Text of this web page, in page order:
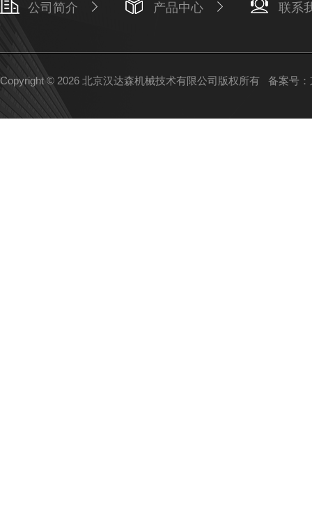
公司简介 产品中心 联系
Copyright © 2026 北京汉达森机械技术有限公司版权所有 备案号：